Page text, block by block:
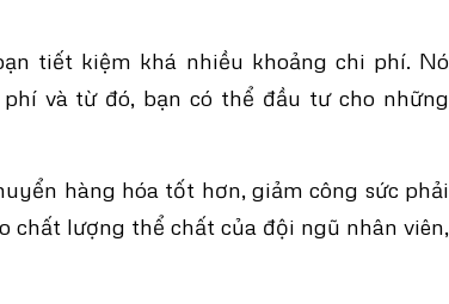
tiết kiệm khá nhiều khoảng chi phí. Nó
và từ đó, bạn có thể đầu tư cho những
hàng hóa tốt hơn, giảm công sức phải
chất lượng thể chất của đội ngũ nhân viên,